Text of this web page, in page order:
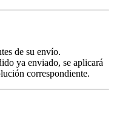
de su envío.
ya enviado, se aplicará
correspondiente.